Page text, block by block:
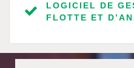
LOGICIEL DE
FLOTTE ET